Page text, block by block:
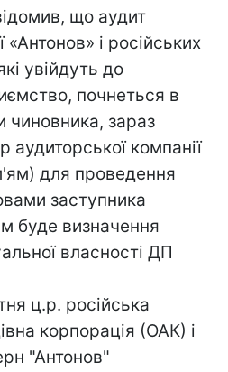
що аудит
«Антонов» і російських
увійдуть до
почнеться в
чиновника, зараз
аудиторської компанії
для проведення
заступника
буде визначення
власності ДП
ц.р. російська
корпорація (ОАК) і
"Антонов"